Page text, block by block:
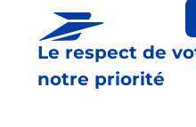
Le respect de
notre priorité